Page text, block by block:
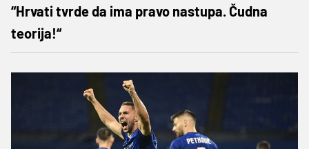
“Hrvati tvrde da ima pravo nastupa. Čudna
teorija!“